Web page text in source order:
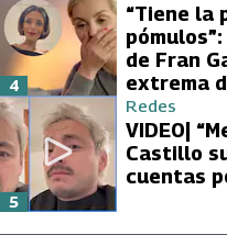
“Tiene la
de Fran
extrema
4
Redes
VIDEO|
Castillo
cuentas
5